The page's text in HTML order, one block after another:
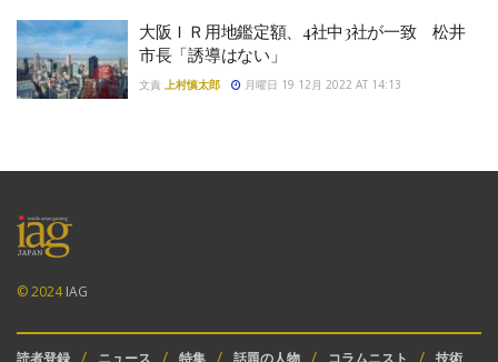
大阪ＩＲ用地鑑定額、4社中3社が一致 松井
市長「誘導はない」
文責 上村慎太郎 月曜日 19 12月 2022 AT 14:13
© 2024IAG